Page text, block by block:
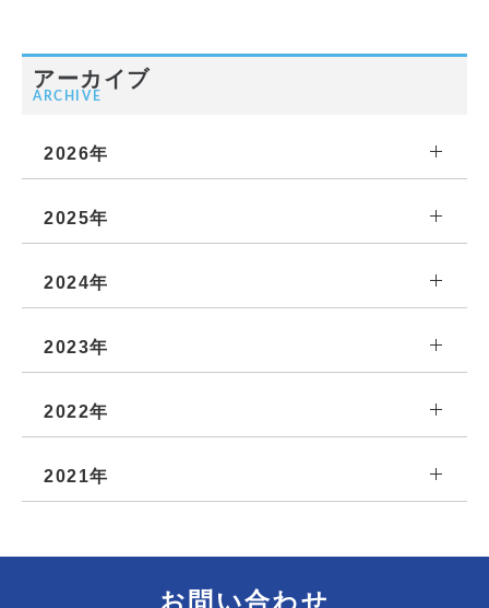
アーカイブ
ARCHIVE
2026年
2025年
2024年
2023年
2022年
2021年
お問い合わせ